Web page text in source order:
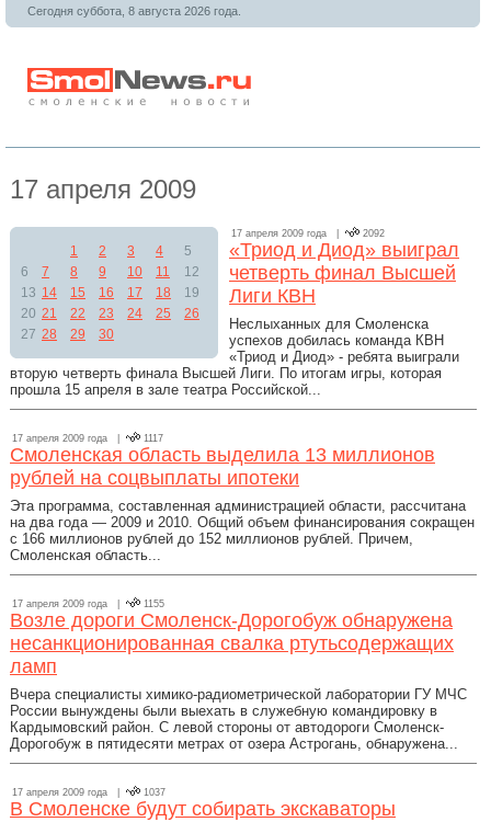
Сегодня суббота, 8 августа 2026 года.
17 апреля 2009
1 2 3 4
5
6
7 8 9 10 11
12
13 14 15 16 17 18
19
20 21 22 23 24 25
26
27 28 29 30
17 апреля 2009 года | 2092
«Триод и Диод» выиграл
четверть финал Высшей
Лиги КВН
Неслыханных для Смоленска
успехов добилась команда КВН
«Триод и Диод» - ребята выиграли
вторую четверть финала Высшей Лиги. По итогам игры, которая
прошла 15 апреля в зале театра Российской...
17 апреля 2009 года | 1117
Смоленская область выделила 13 миллионов
рублей на соцвыплаты ипотеки
Эта программа, составленная администрацией области, рассчитана
на два года — 2009 и 2010. Общий объем финансирования сокращен
с 166 миллионов рублей до 152 миллионов рублей. Причем,
Смоленская область...
17 апреля 2009 года | 1155
Возле дороги Смоленск-Дорогобуж обнаружена
несанкционированная свалка ртутьсодержащих
ламп
Вчера специалисты химико-радиометрической лаборатории ГУ МЧС
России вынуждены были выехать в служебную командировку в
Кардымовский район. С левой стороны от автодороги Смоленск-
Дорогобуж в пятидесяти метрах от озера Астрогань, обнаружена...
17 апреля 2009 года | 1037
В Смоленске будут собирать экскаваторы